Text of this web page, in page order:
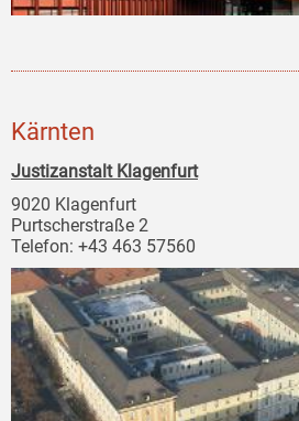
Kärnten
Justizanstalt Klagenfurt
9020 Klagenfurt
Purtscherstraße 2
Telefon: +43 463 57560